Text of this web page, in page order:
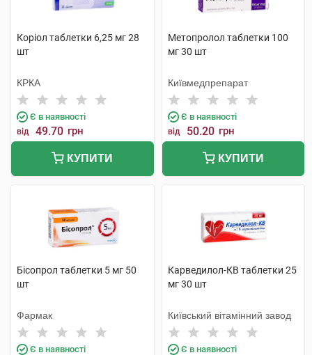
Коріол таблетки 6,25 мг 28
шт
КРКА
Є в наявності
від 49.70 грн
КУПИТИ
Метопролол таблетки 100
мг 30 шт
Київмедпрепарат
Є в наявності
від 50.20 грн
КУПИТИ
Бісопрол таблетки 5 мг 50
шт
Фармак
Є в наявності
Карведилол-КВ таблетки 25
мг 30 шт
Київський вітамінний завод
Є в наявності